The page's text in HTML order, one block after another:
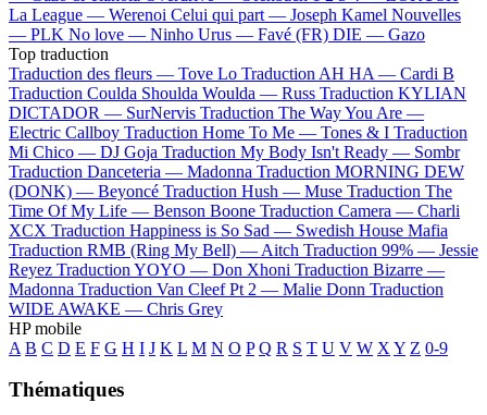
La League — Werenoi Celui qui part — Joseph Kamel Nouvelles
— PLK No love — Ninho Urus — Favé (FR) DIE — Gazo
Top traduction
Traduction des fleurs — Tove Lo Traduction AH HA — Cardi B
Traduction Coulda Shoulda Woulda — Russ Traduction KYLIAN
DICTADOR — SurNervis Traduction The Way You Are —
Electric Callboy Traduction Home To Me — Tones & I Traduction
Mi Chico — DJ Goja Traduction My Body Isn't Ready — Sombr
Traduction Danceteria — Madonna Traduction MORNING DEW
(DONK) — Beyoncé Traduction Hush — Muse Traduction The
Time Of My Life — Benson Boone Traduction Camera — Charli
XCX Traduction Happiness is So Sad — Swedish House Mafia
Traduction RMB (Ring My Bell) — Aitch Traduction 99% — Jessie
Reyez Traduction YOYO — Don Xhoni Traduction Bizarre —
Madonna Traduction Van Cleef Pt 2 — Malie Donn Traduction
WIDE AWAKE — Chris Grey
HP mobile
A B C D E F G H I J K L M N O P Q R S T U V W X Y Z 0-9
Thématiques